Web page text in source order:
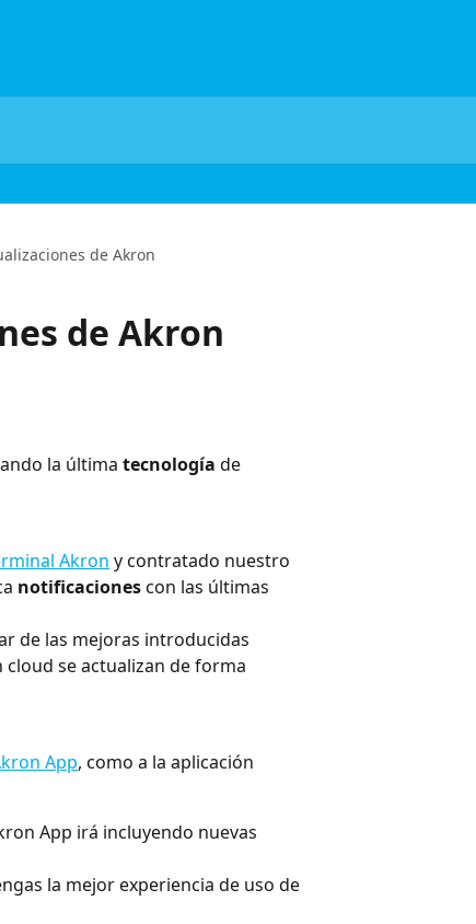
de Akron
de Akron
la última tecnología de
Akron y contratado nuestro
notificaciones con las últimas
de las mejoras introducidas
se actualizan de forma
App, como a la aplicación
App irá incluyendo nuevas
la mejor experiencia de uso de